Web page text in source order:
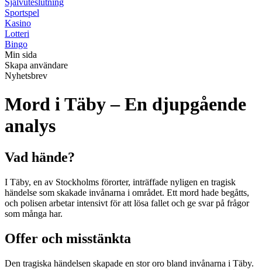
Självuteslutning
Sportspel
Kasino
Lotteri
Bingo
Min sida
Skapa användare
Nyhetsbrev
Mord i Täby – En djupgående
analys
Vad hände?
I Täby, en av Stockholms förorter, inträffade nyligen en tragisk
händelse som skakade invånarna i området. Ett mord hade begåtts,
och polisen arbetar intensivt för att lösa fallet och ge svar på frågor
som många har.
Offer och misstänkta
Den tragiska händelsen skapade en stor oro bland invånarna i Täby.